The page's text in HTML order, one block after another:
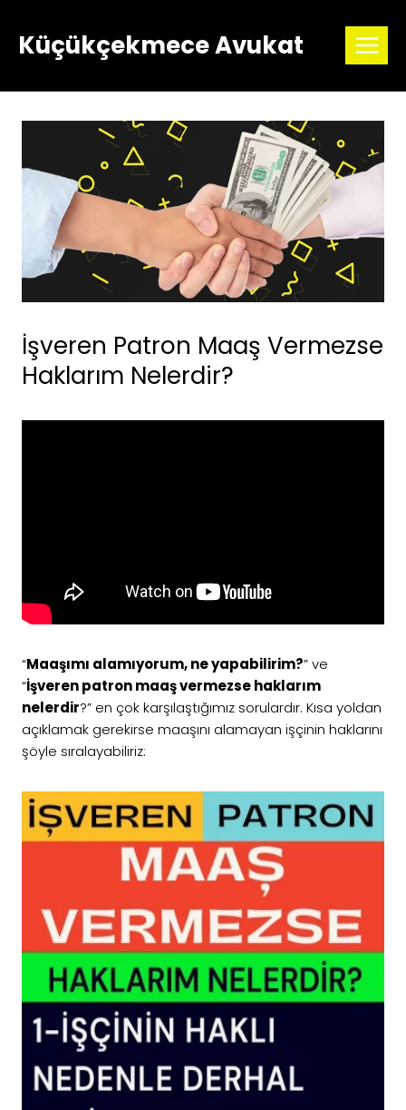
content
Küçükçekmece Avukat
İşveren Patron Maaş Vermezse
Haklarım Nelerdir?
“Maaşımı alamıyorum, ne yapabilirim?” ve
“İşveren patron maaş vermezse haklarım
nelerdir?” en çok karşılaştığımız sorulardır. Kısa yoldan
açıklamak gerekirse maaşını alamayan işçinin haklarını
şöyle sıralayabiliriz: